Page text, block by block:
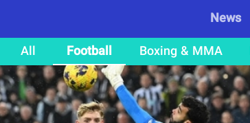
News
All
Football Boxing & MMA